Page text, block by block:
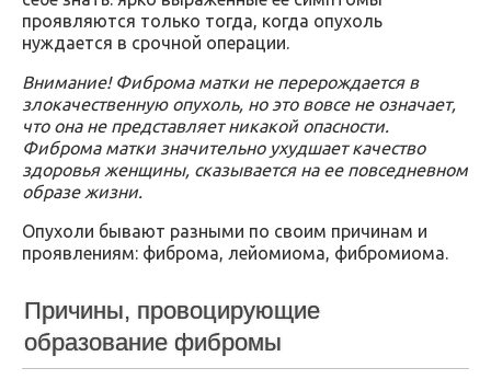
проявляются только тогда, когда опухоль
нуждается в срочной операции.
Внимание! Фиброма матки не перерождается в
злокачественную опухоль, но это вовсе не означает,
что она не представляет никакой опасности.
Фиброма матки значительно ухудшает качество
здоровья женщины, сказывается на ее повседневном
образе жизни.
Опухоли бывают разными по своим причинам и
проявлениям: фиброма, лейомиома, фибромиома.
Причины, провоцирующие
образование фибромы